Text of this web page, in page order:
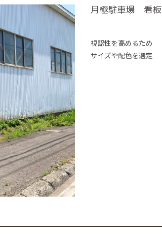
月極駐車場 看板
視認性を高めるため
サイズや配色を選定